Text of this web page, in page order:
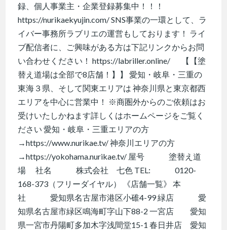
録、個人事業主・企業登録募集中！！！
https://nurikaekyujin.com/ SNS事業の一環として、ラ
イバー事務所ラブリエの運営もしております！ ライ
ブ配信者に、ご興味がある方は下記リンクからお問
い合わせください！ https://labriller.online/ 【【塗
替え道場は全部で8店舗！】】 愛知・岐阜・三重の
東海３県、そして関東エリアは 神奈川県と東京都西
エリアを中心に営業中！ ※商圏外からのご依頼はお
受けいたしかねます詳しくはホームページをご覧く
ださい 愛知・岐阜・三重エリアの方
→https://www.nurikae.tv/ 神奈川エリアの方
→https://yokohama.nurikae.tv/ 屋号 塗替え道
場 社名 株式会社 七色 TEL: 0120-
168-373（フリーダイヤル） 《店舗一覧》 本
社 愛知県名古屋市港区小碓4-99 緑店 愛
知県名古屋市緑区鳴海町字山下88-2 一宮店 愛知
県一宮市丹陽町多加木字浅間堂15-1 春日井店 愛知